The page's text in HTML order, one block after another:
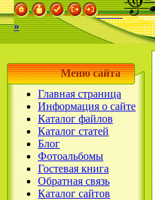
»
Меню сайта
Главная страница
Информация о сайте
Каталог файлов
Каталог статей
Блог
Фотоальбомы
Гостевая книга
Обратная связь
Каталог сайтов